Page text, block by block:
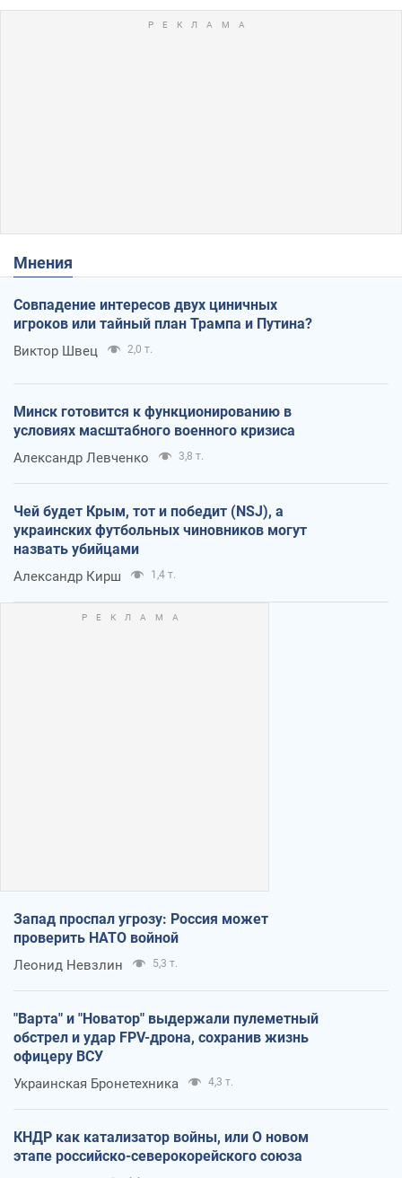
Мнения
Совпадение интересов двух циничных
игроков или тайный план Трампа и Путина?
Виктор Швец 2,0 т.
Минск готовится к функционированию в
условиях масштабного военного кризиса
Александр Левченко 3,8 т.
Чей будет Крым, тот и победит (NSJ), а
украинских футбольных чиновников могут
назвать убийцами
Александр Кирш 1,4 т.
Запад проспал угрозу: Россия может
проверить НАТО войной
Леонид Невзлин 5,3 т.
"Варта" и "Новатор" выдержали пулеметный
обстрел и удар FPV-дрона, сохранив жизнь
офицеру ВСУ
Украинская Бронетехника 4,3 т.
КНДР как катализатор войны, или О новом
этапе российско-северокорейского союза